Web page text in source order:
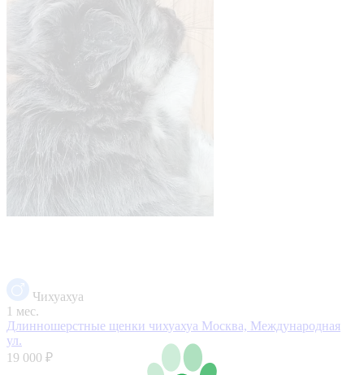
Чихуахуа
1 мес.
Длинношерстные щенки чихуахуа Москва, Международная
ул.
19 000 ₽